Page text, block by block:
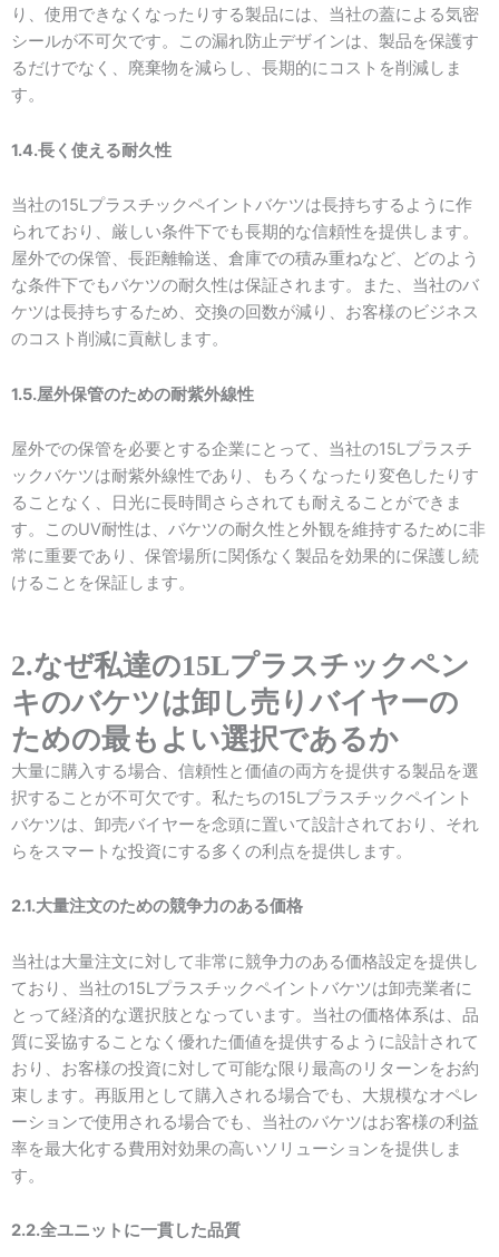
り、使用できなくなったりする製品には、当社の蓋による気密
シールが不可欠です。この漏れ防止デザインは、製品を保護す
るだけでなく、廃棄物を減らし、長期的にコストを削減しま
す。
1.4.長く使える耐久性
当社の15Lプラスチックペイントバケツは長持ちするように作
られており、厳しい条件下でも長期的な信頼性を提供します。
屋外での保管、長距離輸送、倉庫での積み重ねなど、どのよう
な条件下でもバケツの耐久性は保証されます。また、当社のバ
ケツは長持ちするため、交換の回数が減り、お客様のビジネス
のコスト削減に貢献します。
1.5.屋外保管のための耐紫外線性
屋外での保管を必要とする企業にとって、当社の15Lプラスチ
ックバケツは耐紫外線性であり、もろくなったり変色したりす
ることなく、日光に長時間さらされても耐えることができま
す。このUV耐性は、バケツの耐久性と外観を維持するために非
常に重要であり、保管場所に関係なく製品を効果的に保護し続
けることを保証します。
2.なぜ私達の15Lプラスチックペン
キのバケツは卸し売りバイヤーの
ための最もよい選択であるか
大量に購入する場合、信頼性と価値の両方を提供する製品を選
択することが不可欠です。私たちの15Lプラスチックペイント
バケツは、卸売バイヤーを念頭に置いて設計されており、それ
らをスマートな投資にする多くの利点を提供します。
2.1.大量注文のための競争力のある価格
当社は大量注文に対して非常に競争力のある価格設定を提供し
ており、当社の15Lプラスチックペイントバケツは卸売業者に
とって経済的な選択肢となっています。当社の価格体系は、品
質に妥協することなく優れた価値を提供するように設計されて
おり、お客様の投資に対して可能な限り最高のリターンをお約
束します。再販用として購入される場合でも、大規模なオペレ
ーションで使用される場合でも、当社のバケツはお客様の利益
率を最大化する費用対効果の高いソリューションを提供しま
す。
2.2.全ユニットに一貫した品質